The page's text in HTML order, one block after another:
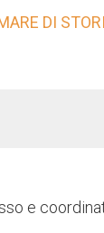
DI
e